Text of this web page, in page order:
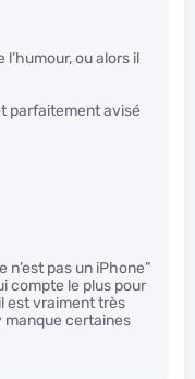
l’humour, ou alors il
parfaitement avisé
n’est pas un iPhone”
compte le plus pour
est vraiment très
manque certaines